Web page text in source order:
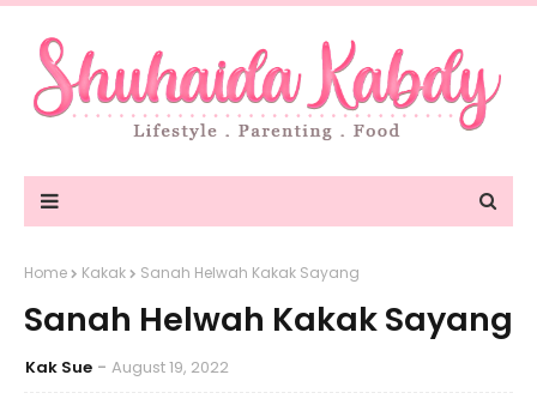
Home Kakak Sanah Helwah Kakak Sayang
Sanah Helwah Kakak Sayang
Kak Sue August 19, 2022